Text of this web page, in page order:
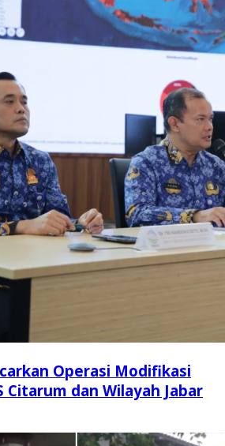
Operasi Modifikasi
Citarum dan Wilayah Jabar